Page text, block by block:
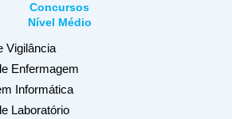
Concursos
Nível Médio
Vigilância
Enfermagem
Informática
Laboratório